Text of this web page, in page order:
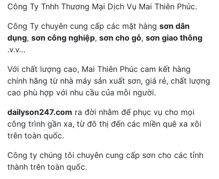
Công Ty Tnhh Thương Mại Dịch Vụ Mai Thiên Phúc.
Công Ty chuyên cung cấp các mặt hàng sơn dân
dụng, sơn công nghiệp, sơn cho gỗ, sơn giao thông
.v.v…
Với chất lượng cao, Mai Thiên Phúc cam kết hàng
chính hãng từ nhà máy sản xuất sơn, giá rẻ, chất lượng
cao phù hợp với nhu cầu của mỗi người.
dailyson247.com ra đời nhằm để phục vụ cho mọi
công trình gần xa, từ đô thị đến các miền quê xa xôi
trên toàn quốc.
Công ty chúng tôi chuyên cung cấp sơn cho các tỉnh
thành trên toàn quốc.